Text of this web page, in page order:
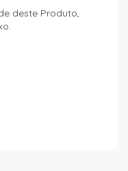
deste Produto,